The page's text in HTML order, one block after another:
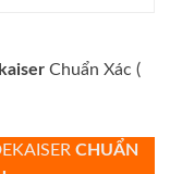
Chuẩn Xác (
CHUẨN